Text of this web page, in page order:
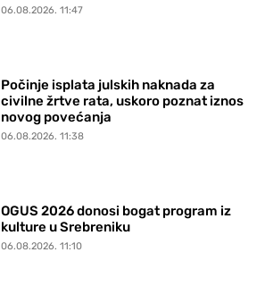
06.08.2026. 11:47
Počinje isplata julskih naknada za
civilne žrtve rata, uskoro poznat iznos
novog povećanja
06.08.2026. 11:38
OGUS 2026 donosi bogat program iz
kulture u Srebreniku
06.08.2026. 11:10